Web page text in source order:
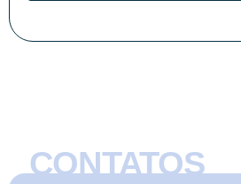
CONTATOS